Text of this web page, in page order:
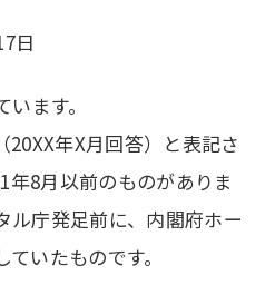
日
ます。
年X月回答）と表記さ
年8月以前のものがありま
ル庁発足前に、内閣府ホー
いたものです。